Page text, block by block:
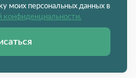
моих персональных данных в
конфиденциальности.